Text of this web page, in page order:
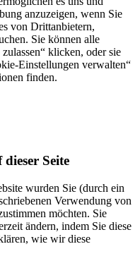
anzuzeigen, wenn Sie
von Drittanbietern,
Sie können alle
klicken, oder sie
Einstellungen verwalten“
finden.
Seite
wurden Sie (durch ein
Verwendung von
möchten. Sie
ändern, indem Sie diese
wie wir diese